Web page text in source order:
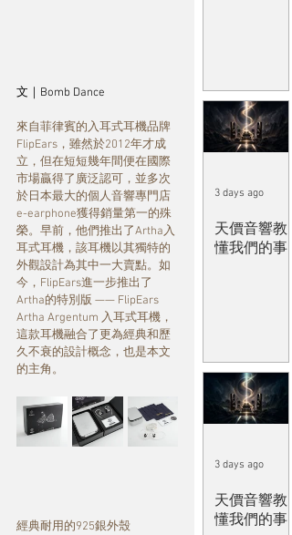
文｜Bomb Dance
來自菲律賓的入耳式耳機品牌
FlipEars，雖然於2012年才成
立，但在短短幾年間便在國際
市場贏得了廣泛認可，並多次
於日本最大的個人音響專門店
e-earphone獲得銷量第一的殊
榮。早前，他們推出了Artha入
耳式耳機，該耳機以其獨特的
外觀設計為其中一大賣點。如
今，FlipEars進一步推出了
Artha的特別版 —— FlipEars
Artha Argentum 入耳式耳機，
這款耳機融合了更為經典和歷
久不衰的設計概念，也是本文
的主角。
經典耐用的925銀外殼
天價音響教
懂我們的事
3 days ago
天價音響教
懂我們的事
3 days ago